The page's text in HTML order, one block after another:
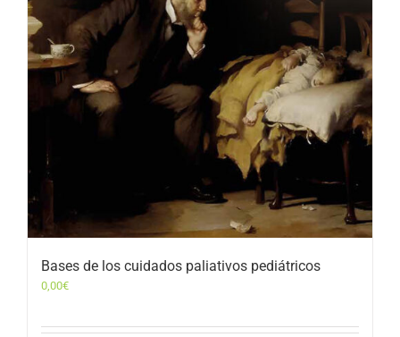
Bases de los cuidados paliativos pediátricos
0,00€